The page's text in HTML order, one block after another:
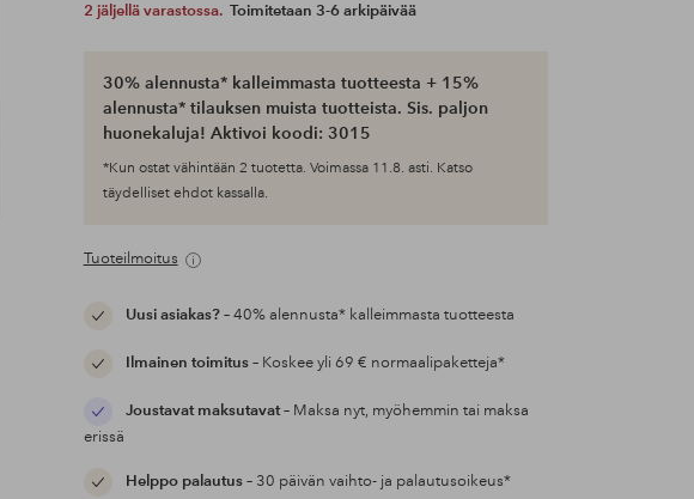
2 jäljellä varastossa. Toimitetaan 3-6 arkipäivää
30% alennusta* kalleimmasta tuotteesta + 15%
alennusta* tilauksen muista tuotteista. Sis. paljon
huonekaluja! Aktivoi koodi: 3015
*Kun ostat vähintään 2 tuotetta. Voimassa 11.8. asti. Katso
täydelliset ehdot kassalla.
Tuoteilmoitus
Uusi asiakas?– 40% alennusta* kalleimmasta tuotteesta
Ilmainen toimitus– Koskee yli 69 € normaalipaketteja*
Joustavat maksutavat– Maksa nyt, myöhemmin tai maksa
erissä
Helppo palautus– 30 päivän vaihto- ja palautusoikeus*